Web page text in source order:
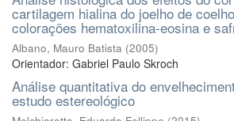
cartilagem hialina do joelho de
colorações hematoxilina-eosina e
Albano, Mauro Batista (2005)
Orientador: Gabriel Paulo Skroch
Análise quantitativa do
estudo estereológico